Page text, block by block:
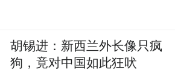
胡锡进：新西兰外长像只疯
狗，竟对中国如此狂吠